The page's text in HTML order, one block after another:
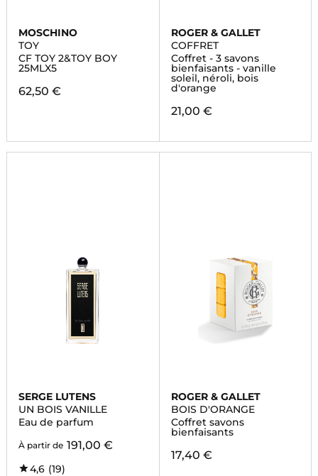
MOSCHINO
TOY
CF TOY 2&TOY BOY
25MLX5
62,50 €
ROGER & GALLET
COFFRET
Coffret - 3 savons
bienfaisants - vanille
soleil, néroli, bois
d'orange
21,00 €
SERGE LUTENS
UN BOIS VANILLE
Eau de parfum
À partir de 191,00 €
4,6 (19)
ROGER & GALLET
BOIS D'ORANGE
Coffret savons
bienfaisants
17,40 €